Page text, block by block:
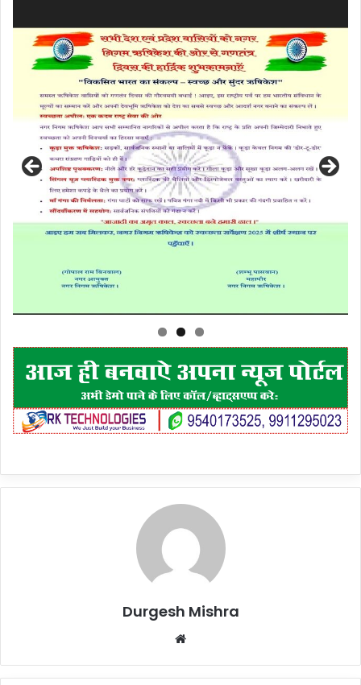
Durgesh Mishra
Website